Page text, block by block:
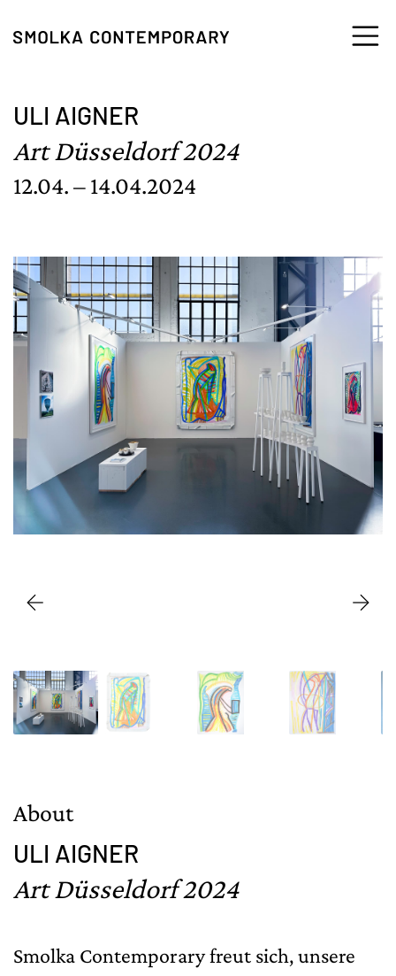
ULI AIGNER
Art Düsseldorf 2024
12.04. – 14.04.2024
Art Düsseldorf 2024
About
ULI AIGNER
Art Düsseldorf 2024
Smolka Contemporary freut sich, unsere